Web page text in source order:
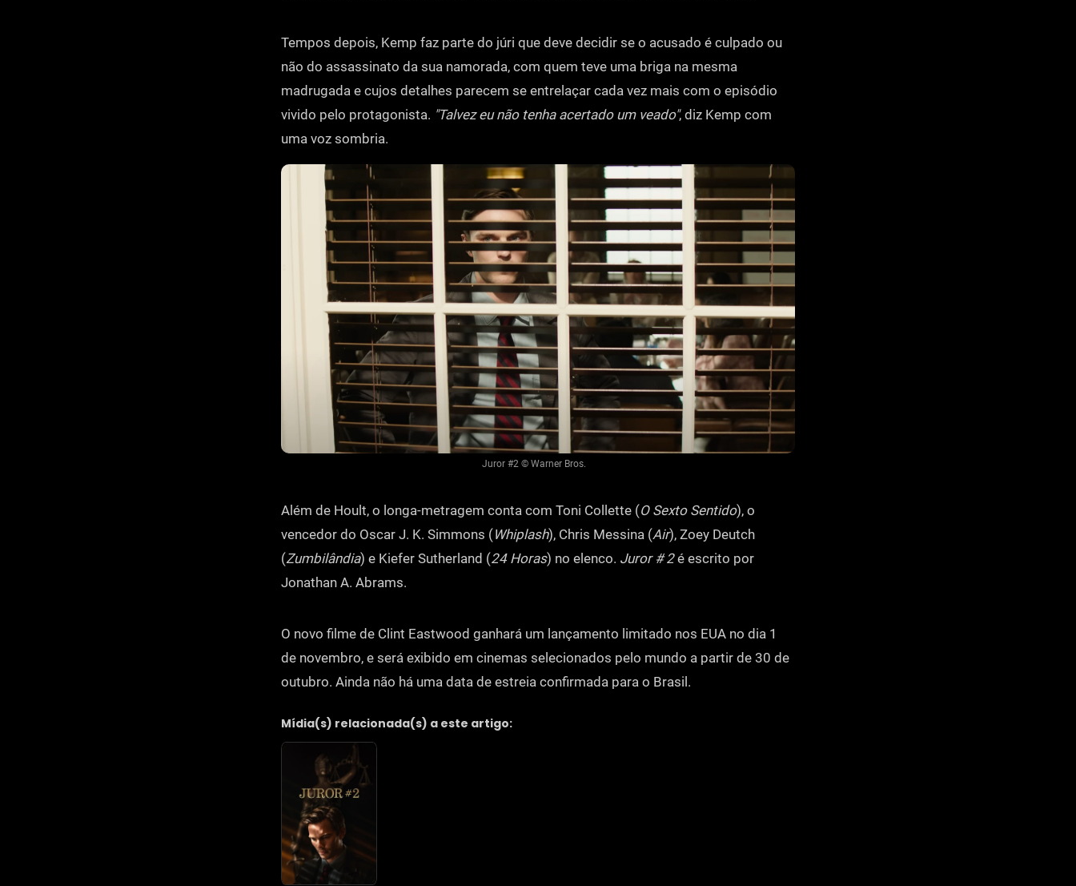
Tempos depois, Kemp faz parte do júri que deve decidir se o acusado é culpado ou
não do assassinato da sua namorada, com quem teve uma briga na mesma
madrugada e cujos detalhes parecem se entrelaçar cada vez mais com o episódio
vivido pelo protagonista. "Talvez eu não tenha acertado um veado", diz Kemp com
uma voz sombria.
Juror #2 © Warner Bros.
Além de Hoult, o longa-metragem conta com Toni Collette (O Sexto Sentido), o
vencedor do Oscar J. K. Simmons (Whiplash), Chris Messina (Air), Zoey Deutch
(Zumbilândia) e Kiefer Sutherland (24 Horas) no elenco. Juror # 2é escrito por
Jonathan A. Abrams.
O novo filme de Clint Eastwood ganhará um lançamento limitado nos EUA no dia 1
de novembro, e será exibido em cinemas selecionados pelo mundo a partir de 30 de
outubro. Ainda não há uma data de estreia confirmada para o Brasil.
Mídia(s) relacionada(s) a este artigo: